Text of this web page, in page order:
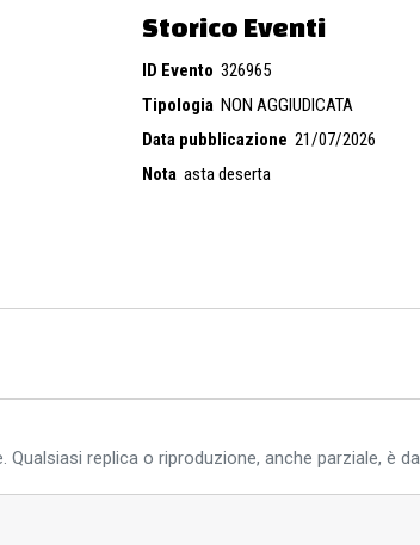
Storico Eventi
ID Evento 326965
Tipologia NON AGGIUDICATA
Data pubblicazione 21/07/2026
Nota asta deserta
replica o riproduzione, anche parziale, è